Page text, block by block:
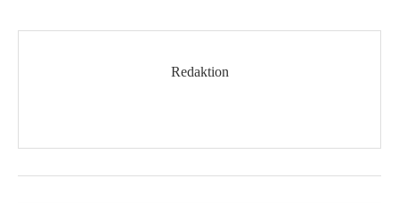
Redaktion